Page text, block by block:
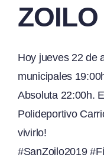
ZOILO
Hoy jueves 22 de
municipales
Absoluta 22:00h.
Polideportivo
vivirlo!
#SanZoilo2019